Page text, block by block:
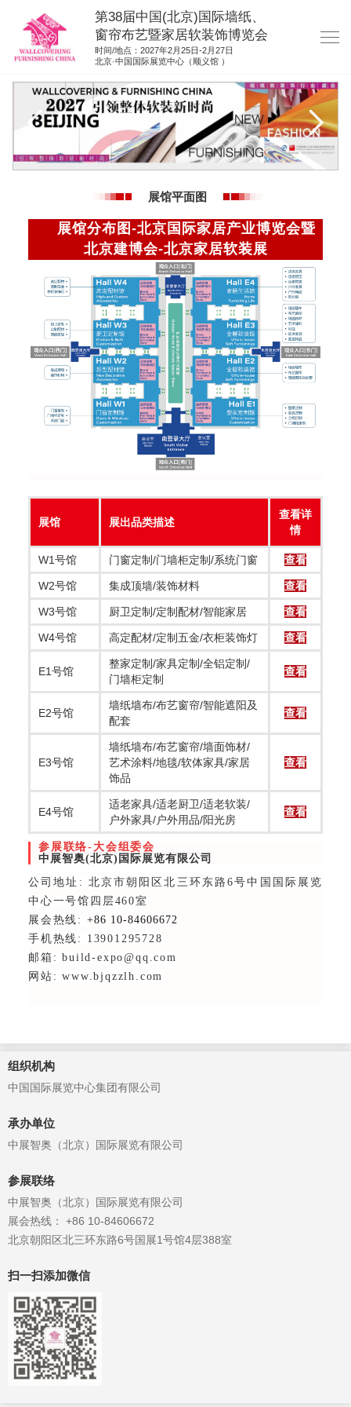
第38届中国(北京)国际墙纸、
窗帘布艺暨家居软装饰博览会
时间/地点：2027年2月25日-2月27日
北京·中国国际展览中心（顺义馆 ）
网站首页
展商服务
集团展会
参展联络
展馆平面图
展馆分布图-北京国际家居产业博览会暨
北京建博会-北京家居软装展
展馆 展出品类描述
查看详
情
W1号馆 门窗定制/门墙柜定制/系统门窗 查看
W2号馆 集成顶墙/装饰材料 查看
W3号馆 厨卫定制/定制配材/智能家居 查看
W4号馆 高定配材/定制五金/衣柜装饰灯 查看
E1号馆
整家定制/家具定制/全铝定制/
门墙柜定制
查看
E2号馆
墙纸墙布/布艺窗帘/智能遮阳及
配套
查看
E3号馆
墙纸墙布/布艺窗帘/墙面饰材/
艺术涂料/地毯/软体家具/家居
饰品
查看
E4号馆
适老家具/适老厨卫/适老软装/
户外家具/户外用品/阳光房
查看
参展联络-大会组委会
中展智奥(北京)国际展览有限公司
公司地址: 北京市朝阳区北三环东路6号中国国际展览
中心一号馆四层460室
展会热线: +86 10-84606672
手机热线: 13901295728
邮箱: build-expo@qq.com
网站: www.bjqzzlh.com
组织机构
中国国际展览中心集团有限公司
承办单位
中展智奥（北京）国际展览有限公司
参展联络
中展智奥（北京）国际展览有限公司
展会热线： +86 10-84606672
北京朝阳区北三环东路6号国展1号馆4层388室
扫一扫添加微信